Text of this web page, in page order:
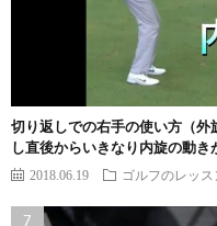
切り返しでの右手の使い方（
し直後からいきなり内旋の動
2018.06.19 ゴルフのレッス